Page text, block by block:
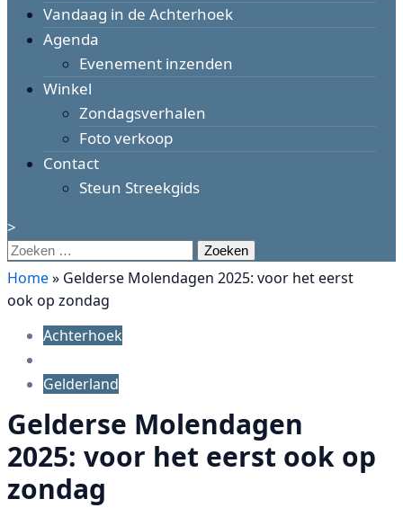
Vandaag in de Achterhoek
Agenda
Evenement inzenden
Winkel
Zondagsverhalen
Foto verkoop
Contact
Steun Streekgids
>
Zoeken
naar:
Home» Gelderse Molendagen 2025: voor het eerst
ook op zondag
Achterhoek
Gelderland
Gelderse Molendagen
2025: voor het eerst ook op
zondag